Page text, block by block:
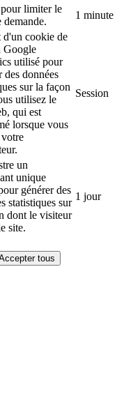
limiter le
demande.
1 minute
d'un cookie de
Google
utilisé pour
des données
sur la façon
utilisez le
qui est
lorsque vous
Session
un
unique
générer des
statistiques sur
dont le visiteur
site.
1 jour
tous